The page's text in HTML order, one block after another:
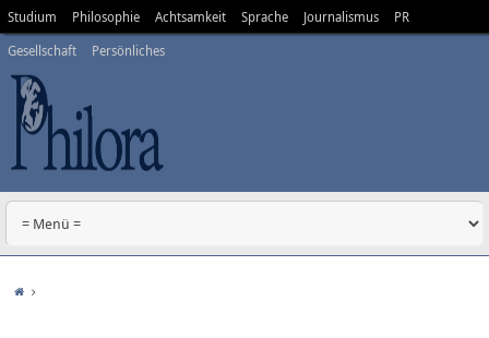
Studium Philosophie Achtsamkeit Sprache Journalismus
PR
Gesellschaft
Persönliches